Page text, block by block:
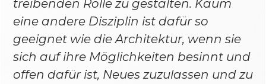
treibenden Rolle zu gestalten. Kaum
eine andere Disziplin ist dafür so
geeignet wie die Architektur, wenn sie
sich auf ihre Möglichkeiten besinnt und
offen dafür ist, Neues zuzulassen und zu